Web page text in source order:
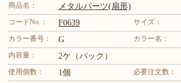
商品名： メタルパーツ(扇形)
コードNo.： F0639
サイズ：
カラー番号：
G カラー名：
内容量： 2ケ（パック）
使用個数： 1個 必要注文数：